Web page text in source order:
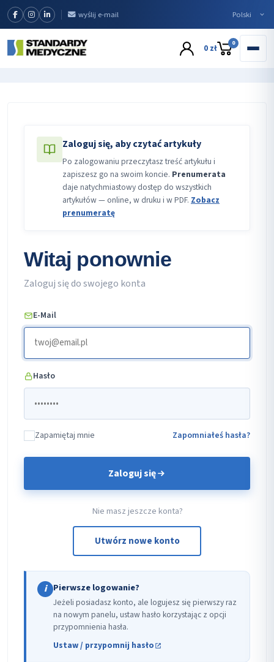
wyślij e-mail
0 zł 0
Zaloguj się, aby czytać artykuły
Po zalogowaniu przeczytasz treść artykułu i
zapiszesz go na swoim koncie. Prenumerata
daje natychmiastowy dostęp do wszystkich
artykułów — online, w druku i w PDF. Zobacz
prenumeratę
Witaj ponownie
Zaloguj się do swojego konta
E-Mail
Hasło
Zapamiętaj mnie Zapomniałeś hasła?
Zaloguj się
Nie masz jeszcze konta?
Utwórz nowe konto
i Pierwsze logowanie?
Jeżeli posiadasz konto, ale logujesz się pierwszy raz
na nowym panelu, ustaw hasło korzystając z opcji
przypomnienia hasła.
Ustaw / przypomnij hasło